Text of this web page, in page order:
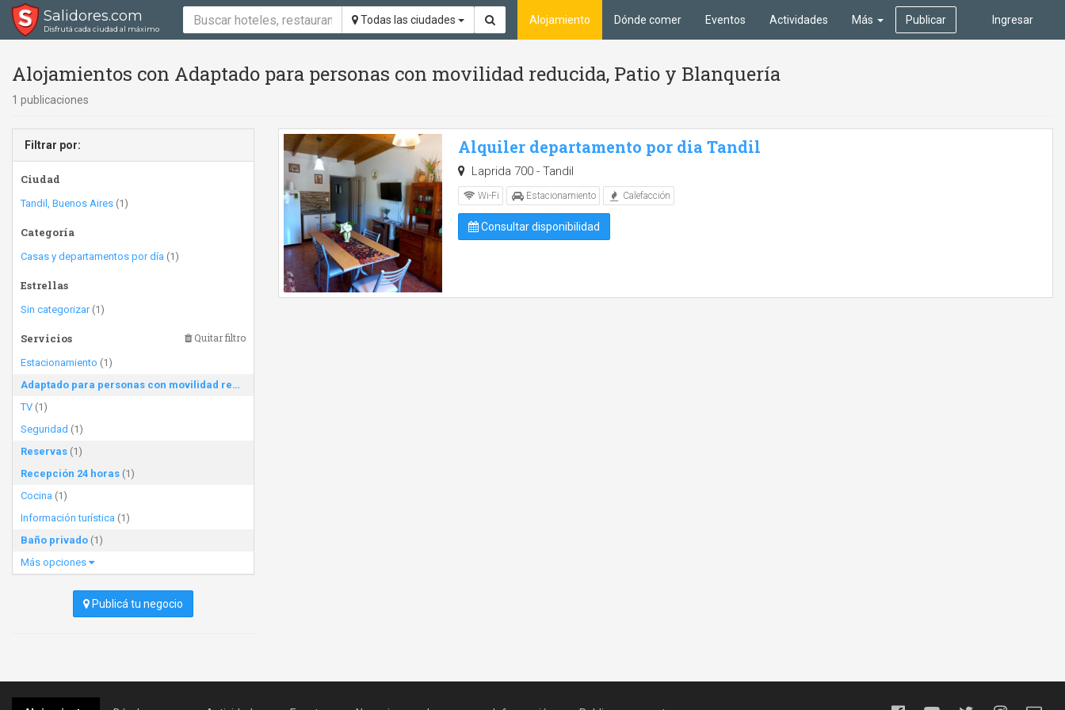
Salidores.com
Disfrutá cada ciudad al máximo
Todas las ciudades Ingresar
Alojamiento Dónde comer Eventos Actividades Más Publicar
Alojamientos con Adaptado para personas con movilidad reducida, Patio y Blanquería
1 publicaciones
Filtrar por:
Ciudad
Tandil, Buenos Aires (1)
Categoría
Casas y departamentos por día (1)
Estrellas
Sin categorizar(1)
Servicios Quitar filtro
Estacionamiento (1)
Adaptado para personas con movilidad reducida
TV (1)
Seguridad (1)
Reservas (1)
Recepción 24 horas (1)
Cocina (1)
Información turística (1)
Baño privado (1)
Más opciones
Publicá tu negocio
Alquiler departamento por dia Tandil
Laprida 700 - Tandil
Wi-Fi Estacionamiento Calefacción
Consultar disponibilidad